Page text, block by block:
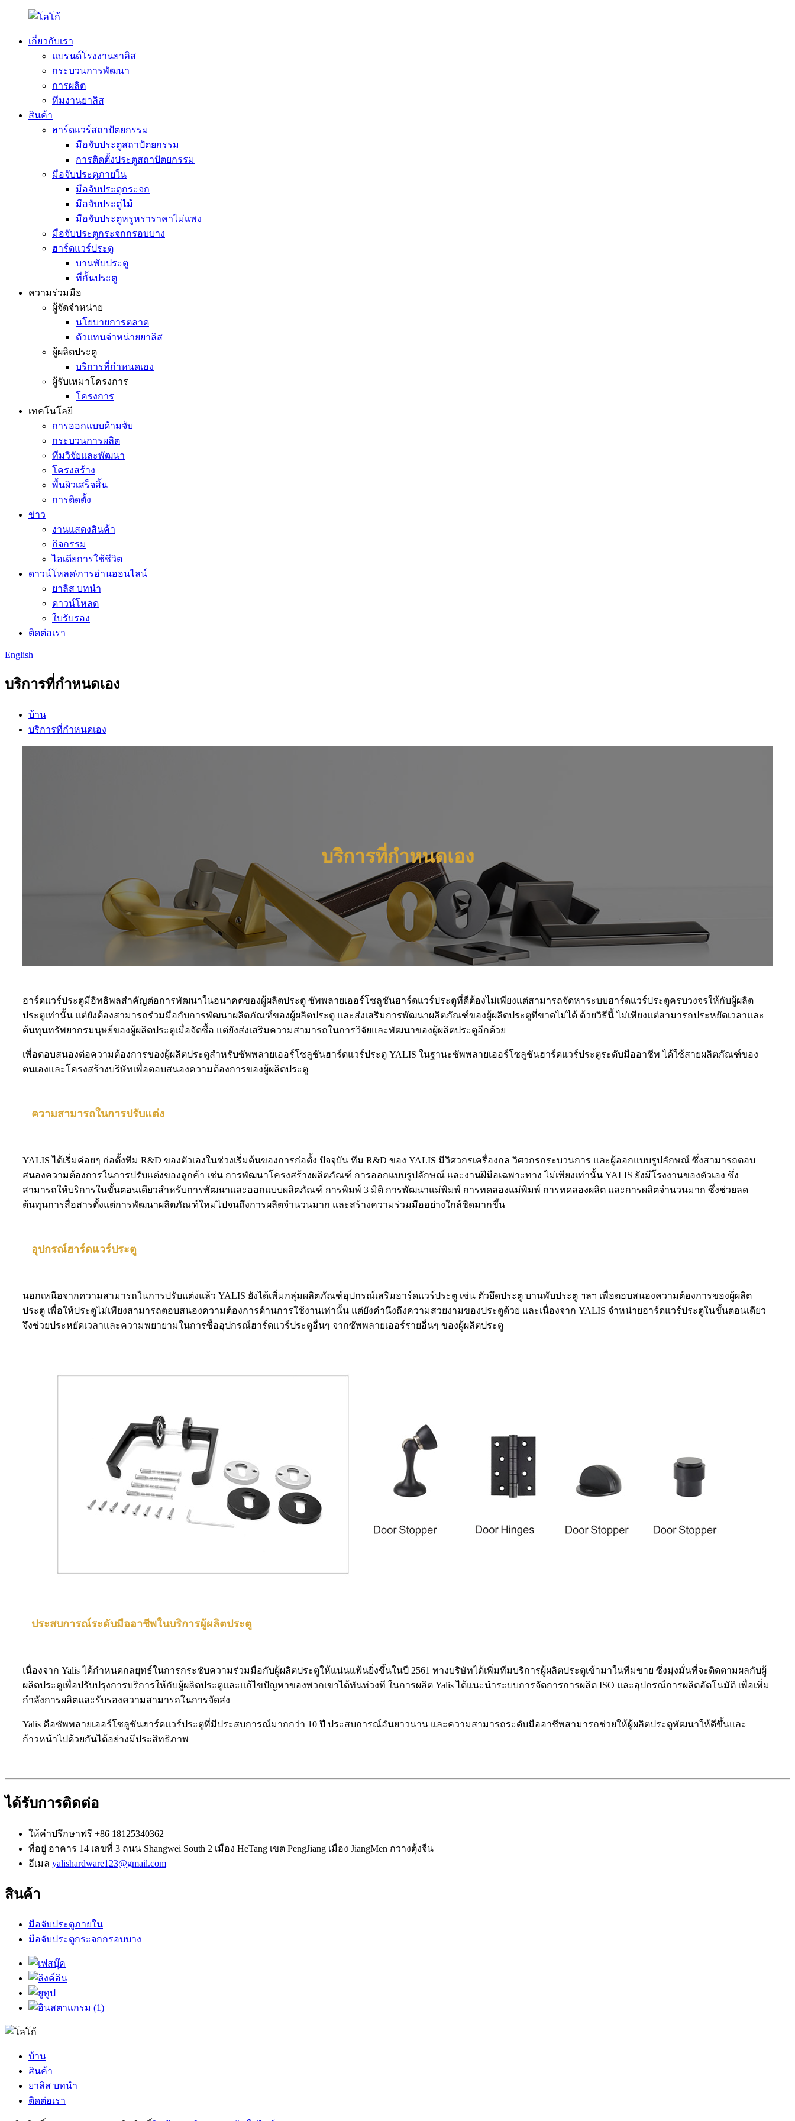
เกี่ยวกับเรา
แบรนด์โรงงานยาลิส
กระบวนการพัฒนา
การผลิต
ทีมงานยาลิส
สินค้า
ฮาร์ดแวร์สถาปัตยกรรม
มือจับประตูสถาปัตยกรรม
การติดตั้งประตูสถาปัตยกรรม
มือจับประตูภายใน
มือจับประตูกระจก
มือจับประตูไม้
มือจับประตูหรูหราราคาไม่แพง
มือจับประตูกระจกกรอบบาง
ฮาร์ดแวร์ประตู
บานพับประตู
ที่กั้นประตู
ความร่วมมือ
ผู้จัดจำหน่าย
นโยบายการตลาด
ตัวแทนจำหน่ายยาลิส
ผู้ผลิตประตู
บริการที่กำหนดเอง
ผู้รับเหมาโครงการ
โครงการ
เทคโนโลยี
การออกแบบด้ามจับ
กระบวนการผลิต
ทีมวิจัยและพัฒนา
โครงสร้าง
พื้นผิวเสร็จสิ้น
การติดตั้ง
ข่าว
งานแสดงสินค้า
กิจกรรม
ไอเดียการใช้ชีวิต
ดาวน์โหลด\การอ่านออนไลน์
ยาลิส บทนำ
ดาวน์โหลด
ใบรับรอง
ติดต่อเรา
English
บริการที่กำหนดเอง
บ้าน
บริการที่กำหนดเอง
บริการที่กำหนดเอง
ฮาร์ดแวร์ประตูมีอิทธิพลสำคัญต่อการพัฒนาในอนาคตของผู้ผลิตประตู ซัพพลายเออร์โซลูชันฮาร์ดแวร์ประตูที่ดีต้องไม่เพียงแต่สามารถจัดหาระบบฮาร์ดแวร์ประตูครบวงจรให้กับผู้ผลิต
ประตูเท่านั้น แต่ยังต้องสามารถร่วมมือกับการพัฒนาผลิตภัณฑ์ของผู้ผลิตประตู และส่งเสริมการพัฒนาผลิตภัณฑ์ของผู้ผลิตประตูที่ขาดไม่ได้ ด้วยวิธีนี้ ไม่เพียงแต่สามารถประหยัดเวลาและ
ต้นทุนทรัพยากรมนุษย์ของผู้ผลิตประตูเมื่อจัดซื้อ แต่ยังส่งเสริมความสามารถในการวิจัยและพัฒนาของผู้ผลิตประตูอีกด้วย
เพื่อตอบสนองต่อความต้องการของผู้ผลิตประตูสำหรับซัพพลายเออร์โซลูชันฮาร์ดแวร์ประตู YALIS ในฐานะซัพพลายเออร์โซลูชันฮาร์ดแวร์ประตูระดับมืออาชีพ ได้ใช้สายผลิตภัณฑ์ของ
ตนเองและโครงสร้างบริษัทเพื่อตอบสนองความต้องการของผู้ผลิตประตู
ความสามารถในการปรับแต่ง
YALIS ได้เริ่มค่อยๆ ก่อตั้งทีม R&D ของตัวเองในช่วงเริ่มต้นของการก่อตั้ง ปัจจุบัน ทีม R&D ของ YALIS มีวิศวกรเครื่องกล วิศวกรกระบวนการ และผู้ออกแบบรูปลักษณ์ ซึ่งสามารถตอบ
สนองความต้องการในการปรับแต่งของลูกค้า เช่น การพัฒนาโครงสร้างผลิตภัณฑ์ การออกแบบรูปลักษณ์ และงานฝีมือเฉพาะทาง ไม่เพียงเท่านั้น YALIS ยังมีโรงงานของตัวเอง ซึ่ง
สามารถให้บริการในขั้นตอนเดียวสำหรับการพัฒนาและออกแบบผลิตภัณฑ์ การพิมพ์ 3 มิติ การพัฒนาแม่พิมพ์ การทดลองแม่พิมพ์ การทดลองผลิต และการผลิตจำนวนมาก ซึ่งช่วยลด
ต้นทุนการสื่อสารตั้งแต่การพัฒนาผลิตภัณฑ์ใหม่ไปจนถึงการผลิตจำนวนมาก และสร้างความร่วมมืออย่างใกล้ชิดมากขึ้น
อุปกรณ์ฮาร์ดแวร์ประตู
นอกเหนือจากความสามารถในการปรับแต่งแล้ว YALIS ยังได้เพิ่มกลุ่มผลิตภัณฑ์อุปกรณ์เสริมฮาร์ดแวร์ประตู เช่น ตัวยึดประตู บานพับประตู ฯลฯ เพื่อตอบสนองความต้องการของผู้ผลิต
ประตู เพื่อให้ประตูไม่เพียงสามารถตอบสนองความต้องการด้านการใช้งานเท่านั้น แต่ยังคำนึงถึงความสวยงามของประตูด้วย และเนื่องจาก YALIS จำหน่ายฮาร์ดแวร์ประตูในขั้นตอนเดียว
จึงช่วยประหยัดเวลาและความพยายามในการซื้ออุปกรณ์ฮาร์ดแวร์ประตูอื่นๆ จากซัพพลายเออร์รายอื่นๆ ของผู้ผลิตประตู
ประสบการณ์ระดับมืออาชีพในบริการผู้ผลิตประตู
เนื่องจาก Yalis ได้กำหนดกลยุทธ์ในการกระชับความร่วมมือกับผู้ผลิตประตูให้แน่นแฟ้นยิ่งขึ้นในปี 2561 ทางบริษัทได้เพิ่มทีมบริการผู้ผลิตประตูเข้ามาในทีมขาย ซึ่งมุ่งมั่นที่จะติดตามผลกับผู้
ผลิตประตูเพื่อปรับปรุงการบริการให้กับผู้ผลิตประตูและแก้ไขปัญหาของพวกเขาได้ทันท่วงที ในการผลิต Yalis ได้แนะนำระบบการจัดการการผลิต ISO และอุปกรณ์การผลิตอัตโนมัติ เพื่อเพิ่ม
กำลังการผลิตและรับรองความสามารถในการจัดส่ง
Yalis คือซัพพลายเออร์โซลูชันฮาร์ดแวร์ประตูที่มีประสบการณ์มากกว่า 10 ปี ประสบการณ์อันยาวนาน และความสามารถระดับมืออาชีพสามารถช่วยให้ผู้ผลิตประตูพัฒนาให้ดีขึ้นและ
ก้าวหน้าไปด้วยกันได้อย่างมีประสิทธิภาพ
ได้รับการติดต่อ
ให้คำปรึกษาฟรี +86 18125340362
ที่อยู่ อาคาร 14 เลขที่ 3 ถนน Shangwei South 2 เมือง HeTang เขต PengJiang เมือง JiangMen กวางตุ้งจีน
อีเมล yalishardware123@gmail.com
สินค้า
มือจับประตูภายใน
มือจับประตูกระจกกรอบบาง
บ้าน
สินค้า
ยาลิส บทนำ
ติดต่อเรา